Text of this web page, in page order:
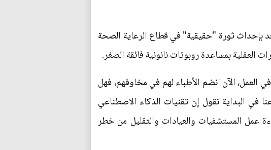
بإحداث ثورة "حقيقية" في قطاع الرعاية الصحة
بمساعدة روبوتات نانونية فائقة الصغر.
الآن انضم الأطباء لهم في مخاوفهم، فهل
في البداية نقول إن تقنيات الذكاء الاصطناعي
عمل المستشفيات والعيادات والتقليل من خطر